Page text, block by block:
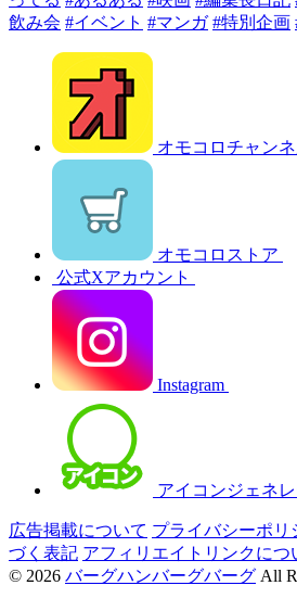
飲み会 #イベント #マンガ #特別企画
オモコロチャン
オモコロストア
公式Xアカウント
Instagram
アイコンジェネ
広告掲載について プライバシーポリ
づく表記 アフィリエイトリンクにつ
© 2026 バーグハンバーグバーグ All